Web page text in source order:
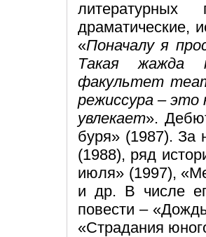
литературных
драматические,
«Поначалу я
Такая жажда
факультет
режиссура – это
увлекает».
буря» (1987). За
(1988), ряд
июля» (1997),
и др. В числе
повести –
«Страдания